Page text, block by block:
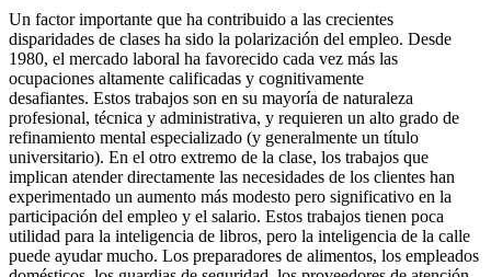
Un factor importante que ha contribuido a las crecientes
disparidades de clases ha sido la polarización del empleo. Desde
1980, el mercado laboral ha favorecido cada vez más las
ocupaciones altamente calificadas y cognitivamente
desafiantes. Estos trabajos son en su mayoría de naturaleza
profesional, técnica y administrativa, y requieren un alto grado de
refinamiento mental especializado (y generalmente un título
universitario). En el otro extremo de la clase, los trabajos que
implican atender directamente las necesidades de los clientes han
experimentado un aumento más modesto pero significativo en la
participación del empleo y el salario. Estos trabajos tienen poca
utilidad para la inteligencia de libros, pero la inteligencia de la calle
puede ayudar mucho. Los preparadores de alimentos, los empleados